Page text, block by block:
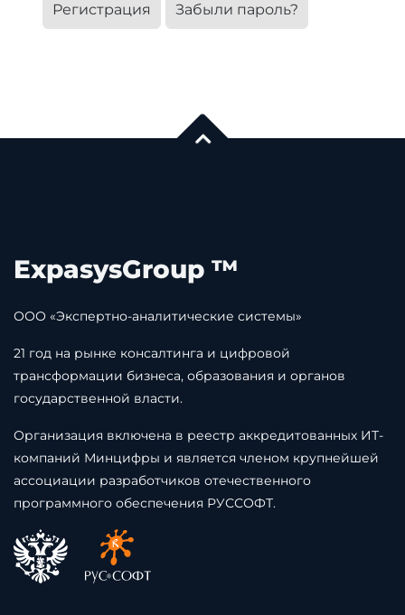
Регистрация Забыли пароль?
ExpasysGroup ™
ООО «Экспертно-аналитические системы»
21 год на рынке консалтинга и цифровой
трансформации бизнеса, образования и органов
государственной власти.
Организация включена в реестр аккредитованных ИТ-
компаний Минцифры и является членом крупнейшей
ассоциации разработчиков отечественного
программного обеспечения РУССОФТ.